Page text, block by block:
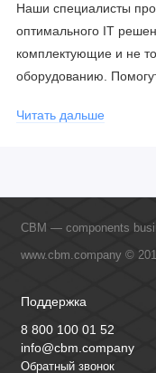
Наши специалисты
оптимального IT
комплектующие и не
оборудованию.
официальными
Читать дальше
CBM — components
www.cbm.company ©
Поддержка
8 800 100 01 52
info@cbm.company
Обратный звонок